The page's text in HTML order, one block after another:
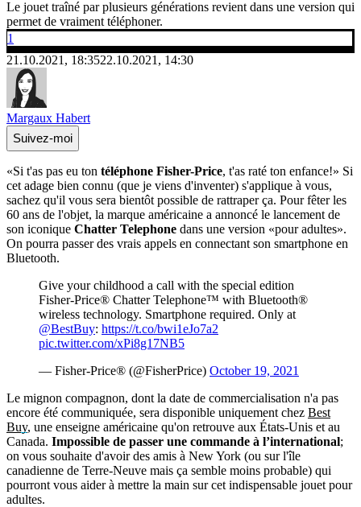
Le jouet traîné par plusieurs générations revient dans une version qui
permet de vraiment téléphoner.
1
21.10.2021, 18:3522.10.2021, 14:30
Margaux Habert
Suivez-moi
«Si t'as pas eu ton téléphone Fisher-Price, t'as raté ton enfance!» Si
cet adage bien connu (que je viens d'inventer) s'applique à vous,
sachez qu'il vous sera bientôt possible de rattraper ça. Pour fêter les
60 ans de l'objet, la marque américaine a annoncé le lancement de
son iconique Chatter Telephone dans une version «pour adultes».
On pourra passer des vrais appels en connectant son smartphone en
Bluetooth.
Give your childhood a call with the special edition
Fisher-Price® Chatter Telephone™ with Bluetooth®
wireless technology. Smartphone required. Only at
@BestBuy: https://t.co/bwi1eJo7a2
pic.twitter.com/xPi8g17NB5
— Fisher-Price® (@FisherPrice) October 19, 2021
Le mignon compagnon, dont la date de commercialisation n'a pas
encore été communiquée, sera disponible uniquement chez Best
Buy, une enseigne américaine qu'on retrouve aux États-Unis et au
Canada. Impossible de passer une commande à l’international;
on vous souhaite d'avoir des amis à New York (ou sur l'île
canadienne de Terre-Neuve mais ça semble moins probable) qui
pourront vous aider à mettre la main sur cet indispensable jouet pour
adultes.